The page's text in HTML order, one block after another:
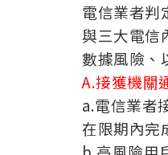
電信業者判
與三大電信
數據風險、
A.接獲機關
a.電信業者
在限期內完